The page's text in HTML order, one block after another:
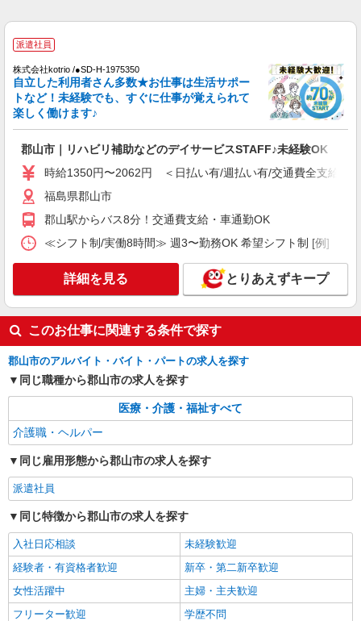
派遣社員
（株）ウィルオブ・ワークCW 宇都宮支店/ms090101
時給1250円 ◆前払い・日払い・週払いOK
福島県郡山市
派遣社員
株式会社kotrio /●SD-H-1975165
タッフ！
時給1350円〜2062円 ＜日払い有/週払い有/交
福島県郡山市
キープ 詳細を見る
株式会社ブレイブ（マイナビグループ）/MD09
介護スタッフ ◆デイサービス、サービス付き
高齢者向け住宅、グループホームなど様々な勤
務先から選べます。
未経験：時給1350〜1550円（資格・経験によ
日）＝30万8000円 ◆昇給あり ◆支払い方法 ※日
払い/週払い/月払い対応も可能です。詳しくは面談
当社規定あり
福島県郡山市 【最寄駅】 ◆各線「郡山駅」 ◆
各線「安積永盛駅」 ◆JR磐越西線「安子ケ島駅」
キープ
派遣社員
株式会社kotrio /●SD-H-1975350
郡山市｜リハビリ補助などのデイサービス
STAFF♪未経験OK
時給1350円〜2062円 ＜日払い有/週払い有/交
派遣社員
株式会社kotrio /●SD-H-1975350
自立した利用者さん多数★お仕事は生活サポー
トなど！未経験でも、すぐに仕事が覚えられて
楽しく働けます♪
郡山市｜リハビリ補助などのデイサービスSTAFF♪未経験OK
時給1350円〜2062円 ＜日払い有/週払い有/交通費全支給(ガ
福島県郡山市
郡山駅からバス8分！交通費支給・車通勤OK
≪シフト制/実働8時間≫ 週3〜勤務OK 希望シフト制 [例] ・
詳細を見る とりあえずキープ
このお仕事に関連する条件で探す
郡山市のアルバイト・バイト・パートの求人を探す
同じ職種から郡山市の求人を探す
医療・介護・福祉すべて
介護職・ヘルパー
同じ雇用形態から郡山市の求人を探す
派遣社員
同じ特徴から郡山市の求人を探す
入社日応相談
未経験歓迎
経験者・有資格者歓迎
新卒・第二新卒歓迎
女性活躍中
主婦・主夫歓迎
フリーター歓迎
学歴不問